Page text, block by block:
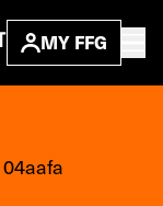
MY FFG